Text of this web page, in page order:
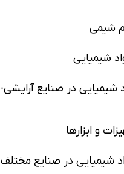
شیمی
شیمیایی
شیمیایی در صنایع آرایشی-
و ابزارها
شیمیایی در صنایع مختلف